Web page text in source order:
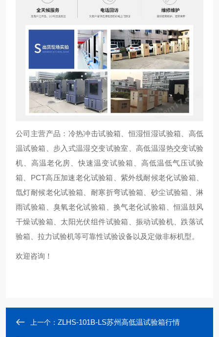
公司主营产品：冷热冲击试验箱、恒湿恒湿试验箱、高低
温试验箱、步入式温湿交变试验室、高低温湿热交变试验
机、高温老化房、快速温变试验箱、高低温低气压试验
箱、PCT高压加速老化试验箱、紫外线耐候老化试验箱、
氙灯耐候老化试验箱、耐寒折弯试验箱、砂尘试验箱、淋
雨试验箱、臭氧老化试验箱、换气老化试验箱、恒温鼓风
干燥试验箱、太阳光伏组件试验箱、振动试验机、跌落试
验箱、拉力试验机等可靠性试验设备以及定做非标机型。
欢迎咨询！
上一个： ZLHS-101B-LS苏州高低温试验箱行情